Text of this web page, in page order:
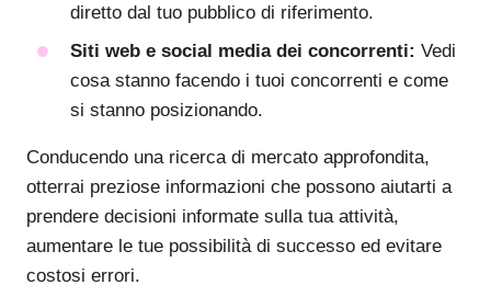
diretto dal tuo pubblico di riferimento.
Siti web e social media dei concorrenti: Vedi
cosa stanno facendo i tuoi concorrenti e come
si stanno posizionando.
Conducendo una ricerca di mercato approfondita,
otterrai preziose informazioni che possono aiutarti a
prendere decisioni informate sulla tua attività,
aumentare le tue possibilità di successo ed evitare
costosi errori.